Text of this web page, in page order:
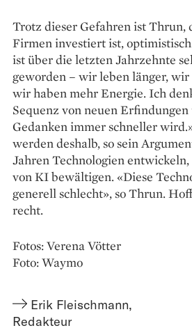
Trotz dieser Gefahren ist Thrun,
Firmen investiert ist,
ist über die letzten Jahrzehnte
geworden – wir leben länger, wir
wir haben mehr Energie. Ich
Sequenz von neuen
Gedanken immer schneller
werden deshalb, so sein
Jahren Technologien
von KI bewältigen. «Diese
generell schlecht», so Thrun.
recht.
Fotos: Verena Vötter
Foto: Waymo
Erik Fleischmann,
Redakteur